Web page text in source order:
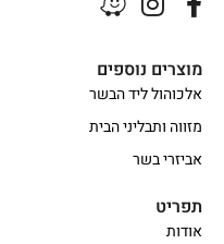
מוצרים נוספים
אלכוהול ליד הבשר
מזווה ותבליני הבית
אביזרי בשר
תפריט
אודות